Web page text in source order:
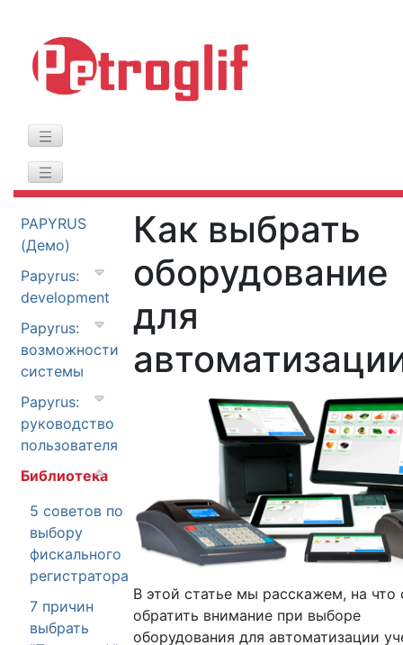
PAPYRUS
(Демо)
Papyrus:
development
Papyrus:
возможности
системы
Papyrus:
руководство
пользователя
Библиотека
5 советов по
выбору
фискального
регистратора
7 причин
выбрать
Как выбрать
оборудование
для
В этой статье мы расскажем, на что
обратить внимание при выборе
оборудования для автоматизации